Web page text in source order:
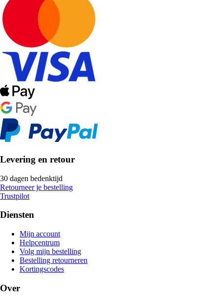
Levering en retour
30 dagen bedenktijd
Retourneer je bestelling
Trustpilot
Diensten
Mijn account
Helpcentrum
Volg mijn bestelling
Bestelling retourneren
Kortingscodes
Over